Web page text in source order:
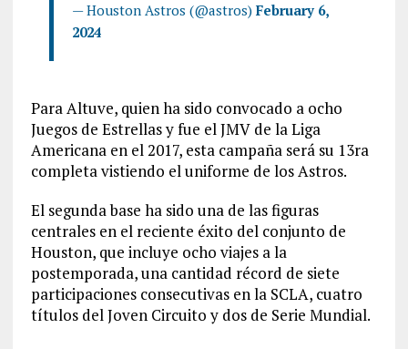
— Houston Astros (@astros) February 6,
2024
Para Altuve, quien ha sido convocado a ocho
Juegos de Estrellas y fue el JMV de la Liga
Americana en el 2017, esta campaña será su 13ra
completa vistiendo el uniforme de los Astros.
El segunda base ha sido una de las figuras
centrales en el reciente éxito del conjunto de
Houston, que incluye ocho viajes a la
postemporada, una cantidad récord de siete
participaciones consecutivas en la SCLA, cuatro
títulos del Joven Circuito y dos de Serie Mundial.